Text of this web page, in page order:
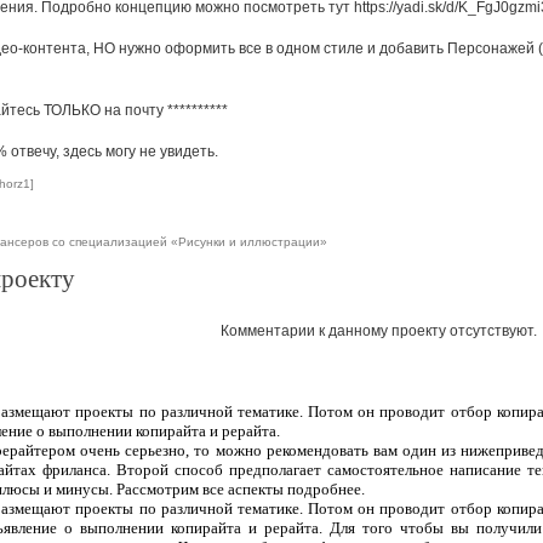
Подробно концепцию можно посмотреть тут https://yadi.sk/d/
контента, НО нужно оформить все в одном стиле и добавить Персонажей
ТОЛЬКО на почту **********
здесь могу не увидеть.
со специализацией «Рисунки и иллюстрации»
Комментарии к данному проекту отсутствуют.
проекты по различной тематике. Потом он проводит отбор
о выполнении копирайта и рерайта.
очень серьезно, то можно рекомендовать вам один из
фриланса. Второй способ предполагает самостоятельное написание
и минусы. Рассмотрим все аспекты подробнее.
проекты по различной тематике. Потом он проводит отбор
о выполнении копирайта и рерайта. Для того чтобы вы